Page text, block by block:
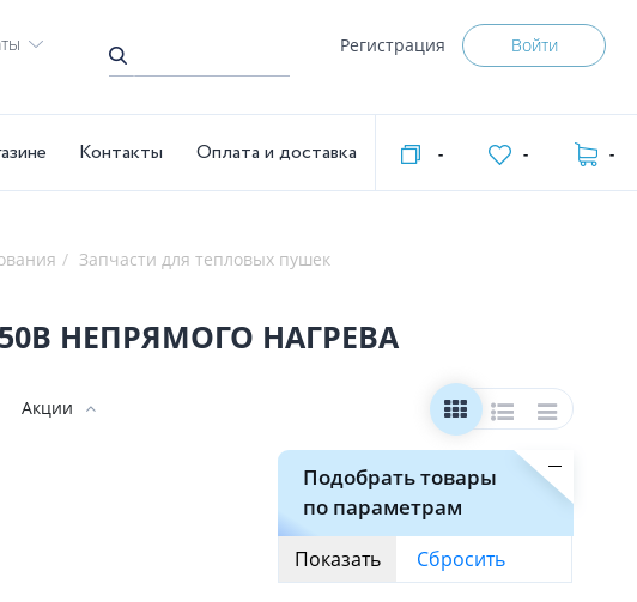
Регистрация Войти
Контакты Оплата и доставка - - -
Запчасти для тепловых пушек
НЕПРЯМОГО НАГРЕВА
Акции
Подобрать товары
по параметрам